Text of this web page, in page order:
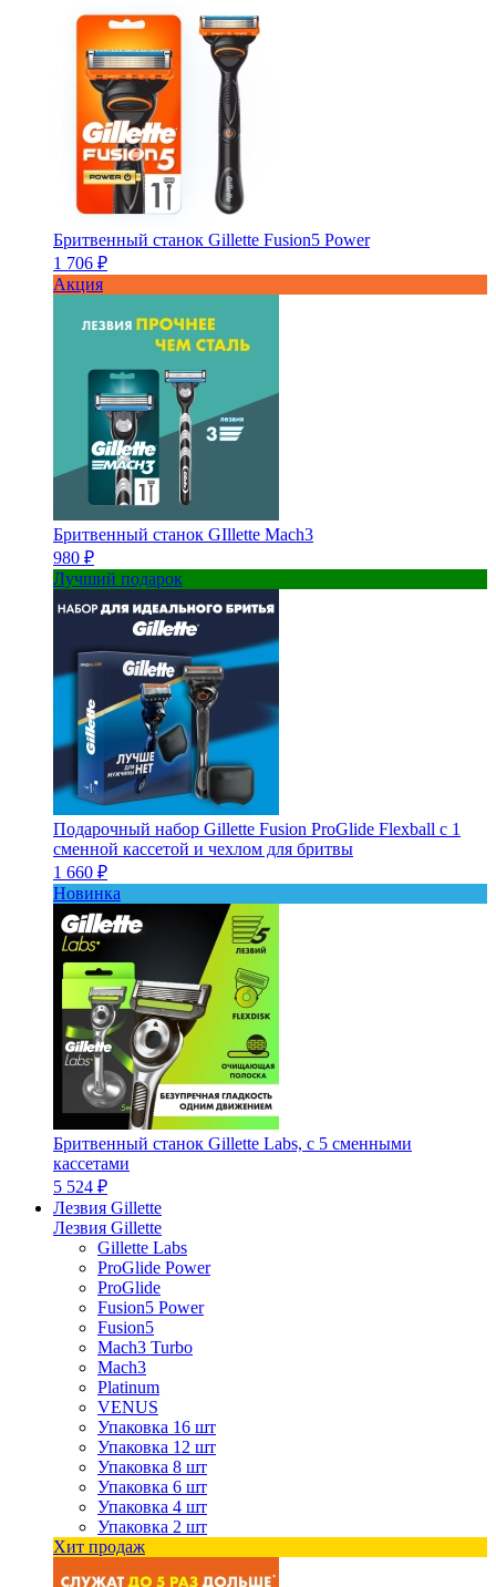
Бритвенный станок Gillette Fusion5 Power
1 706 ₽
Акция
Бритвенный станок GIllette Mach3
980 ₽
Лучший подарок
Подарочный набор Gillette Fusion ProGlide Flexball с 1
сменной кассетой и чехлом для бритвы
1 660 ₽
Новинка
Бритвенный станок Gillette Labs, с 5 сменными
кассетами
5 524 ₽
Лезвия Gillette
Лезвия Gillette
Gillette Labs
ProGlide Power
ProGlide
Fusion5 Power
Fusion5
Mach3 Turbo
Mach3
Platinum
VENUS
Упаковка 16 шт
Упаковка 12 шт
Упаковка 8 шт
Упаковка 6 шт
Упаковка 4 шт
Упаковка 2 шт
Хит продаж